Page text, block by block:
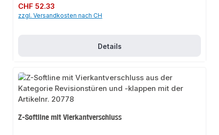
Sanitäraustattungen vor Metall- oder Messingspänen zu schützen.
Regulärer Preis:
CHF 52.33
zzgl. Versandkosten nach CH
Details
Z-Softline mit Vierkantverschluss